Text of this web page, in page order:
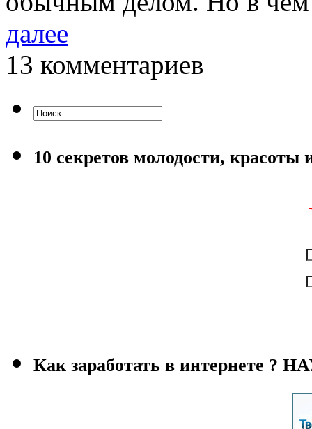
далее
13 комментариев
10 секретов молодости,
Как заработать в интернете